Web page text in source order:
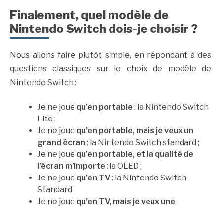
Finalement, quel modèle de
Nintendo Switch dois-je choisir ?
Nous allons faire plutôt simple, en répondant à des
questions classiques sur le choix de modèle de
Nintendo Switch :
Je ne joue qu’en portable : la Nintendo Switch
Lite ;
Je ne joue qu’en portable, mais je veux un
grand écran : la Nintendo Switch standard ;
Je ne joue qu’en portable, et la qualité de
l’écran m’importe : la OLED ;
Je ne joue qu’en TV : la Nintendo Switch
Standard ;
Je ne joue qu’en TV, mais je veux une